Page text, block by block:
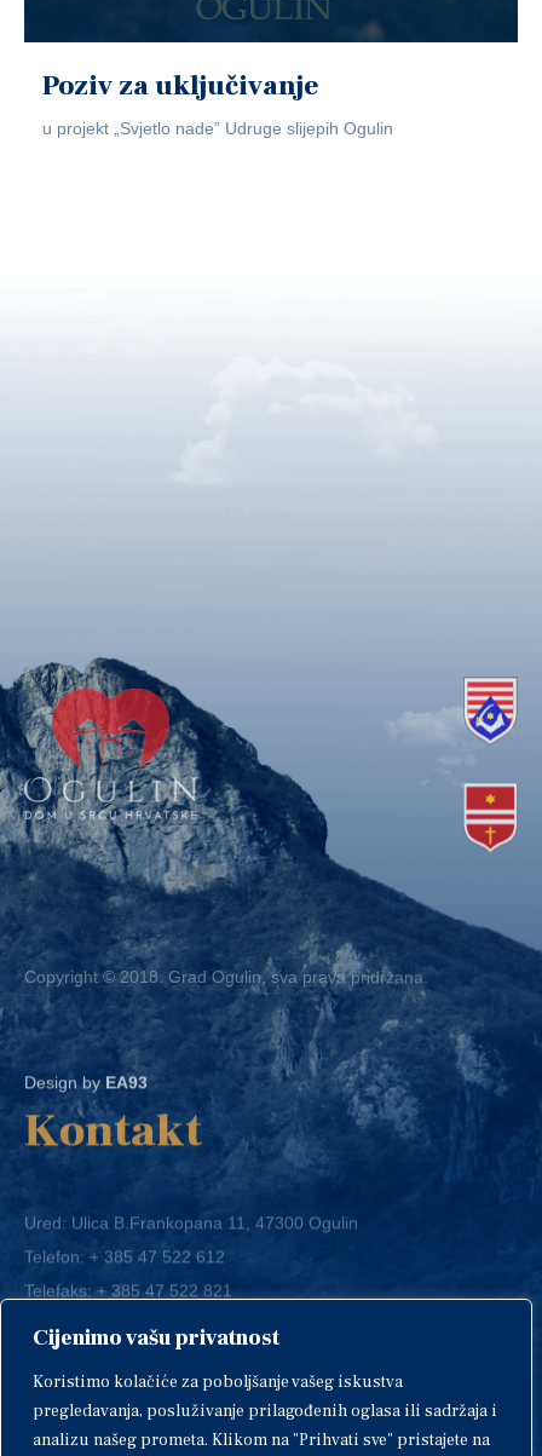
Cijenimo vašu privatnost
Koristimo kolačiće za poboljšanje vašeg iskustva
pregledavanja, posluživanje prilagođenih oglasa ili sadržaja i
analizu našeg prometa. Klikom na "Prihvati sve" pristajete na
Poziv za uključivanje
u projekt „Svjetlo nade” Udruge slijepih Ogulin
Copyright © 2018. Grad Ogulin, sva prava pridržana.
Design by EA93
Kontakt
Telefon:+ 385 47 522 612
Telefaks:+ 385 47 522 821
E-mail:grad-ogulin@ogulin.hr
IBAN: HR1424020061829700009